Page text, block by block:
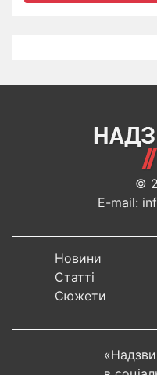
©
E-mail:
Новини
Статті
Сюжети